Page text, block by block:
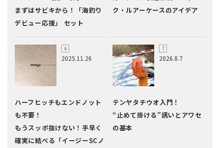
まずはサビキから！「海釣り
デビュー応援」 セット
ク・ルアーケースのアイデア
2025.11.26
ハーフヒッチもエンドノット
も不要！
もうスッポ抜けない！手早く
確実に結べる「イージーSCノ
2026.8.7
テンヤタチウオ入門！
“止めて掛ける”誘いとアワセ
の基本